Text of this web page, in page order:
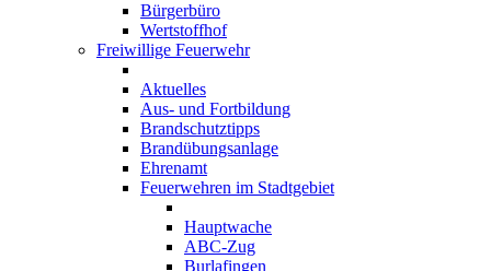
Bürgerbüro
Wertstoffhof
Freiwillige Feuerwehr
Aktuelles
Aus- und Fortbildung
Brandschutztipps
Brandübungsanlage
Ehrenamt
Feuerwehren im Stadtgebiet
Hauptwache
ABC-Zug
Burlafingen